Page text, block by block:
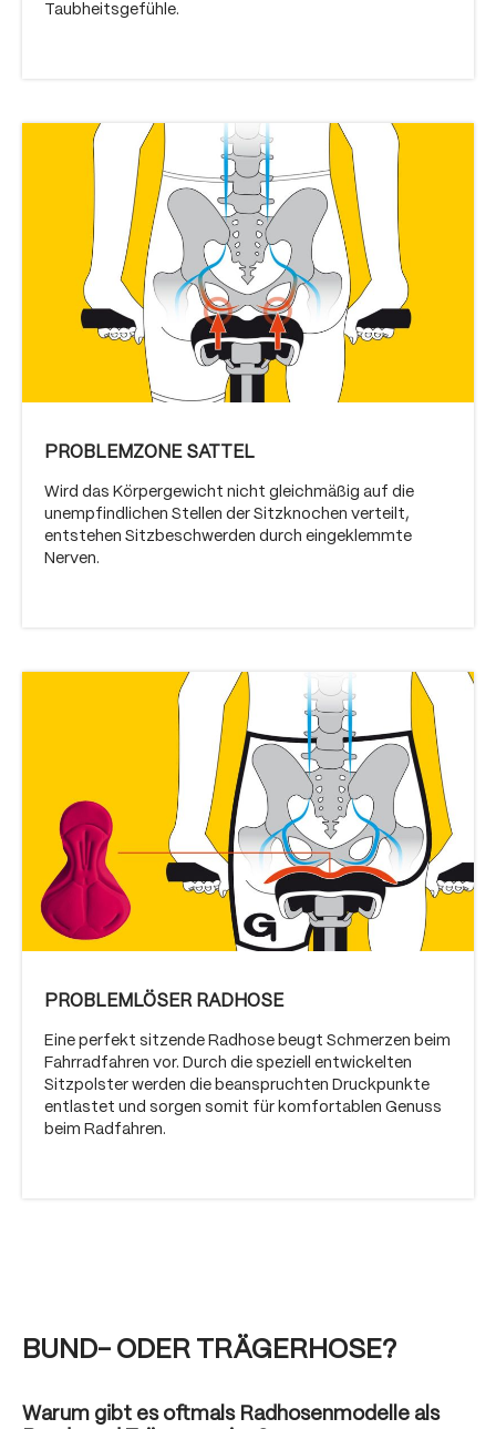
Taubheitsgefühle.
PROBLEMZONE SATTEL
Wird das Körpergewicht nicht gleichmäßig auf die
unempfindlichen Stellen der Sitzknochen verteilt,
entstehen Sitzbeschwerden durch eingeklemmte
Nerven.
PROBLEMLÖSER RADHOSE
Eine perfekt sitzende Radhose beugt Schmerzen beim
Fahrradfahren vor. Durch die speziell entwickelten
Sitzpolster werden die beanspruchten Druckpunkte
entlastet und sorgen somit für komfortablen Genuss
beim Radfahren.
BUND- ODER TRÄGERHOSE?
Warum gibt es oftmals Radhosenmodelle als